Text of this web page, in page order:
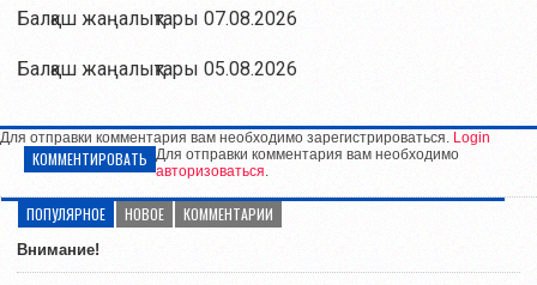
Балқаш жаңалықтары 07.08.2026
Балқаш жаңалықтары 05.08.2026
Для отправки комментария вам необходимо зарегистрироваться. Login
КОММЕНТИРОВАТЬ Для отправки комментария вам необходимо
авторизоваться.
ПОПУЛЯРНОЕ НОВОЕ КОММЕНТАРИИ
Внимание!